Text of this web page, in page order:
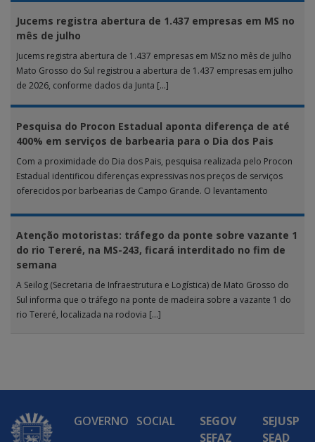
Jucems registra abertura de 1.437 empresas em MS no
mês de julho
Jucems registra abertura de 1.437 empresas em MSz no mês de julho
Mato Grosso do Sul registrou a abertura de 1.437 empresas em julho
de 2026, conforme dados da Junta […]
Pesquisa do Procon Estadual aponta diferença de até
400% em serviços de barbearia para o Dia dos Pais
Com a proximidade do Dia dos Pais, pesquisa realizada pelo Procon
Estadual identificou diferenças expressivas nos preços de serviços
oferecidos por barbearias de Campo Grande. O levantamento
Atenção motoristas: tráfego da ponte sobre vazante 1
do rio Tereré, na MS-243, ficará interditado no fim de
semana
A Seilog (Secretaria de Infraestrutura e Logística) de Mato Grosso do
Sul informa que o tráfego na ponte de madeira sobre a vazante 1 do
rio Tereré, localizada na rodovia […]
GOVERNO SOCIAL
SEGOV
SEFAZ
SEJUSP
SEAD